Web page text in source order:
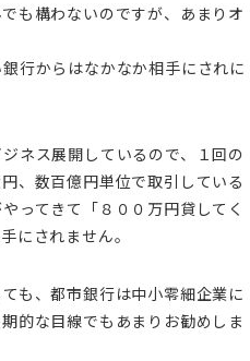
も構わないのですが、あまりオ
行からはなかなか相手にされに
ネス展開しているので、１回の
、数百億円単位で取引している
ってきて「８００万円貸してく
にされません。
も、都市銀行は中小零細企業に
的な目線でもあまりお勧めしま